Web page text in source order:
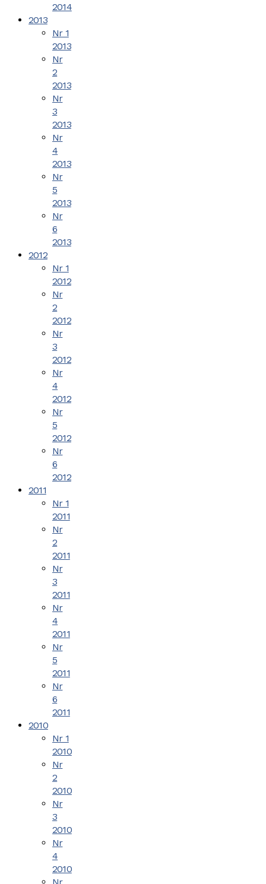
2014
2013
Nr 1
2013
Nr
2
2013
Nr
3
2013
Nr
4
2013
Nr
5
2013
Nr
6
2013
2012
Nr 1
2012
Nr
2
2012
Nr
3
2012
Nr
4
2012
Nr
5
2012
Nr
6
2012
2011
Nr 1
2011
Nr
2
2011
Nr
3
2011
Nr
4
2011
Nr
5
2011
Nr
6
2011
2010
Nr 1
2010
Nr
2
2010
Nr
3
2010
Nr
4
2010
Nr